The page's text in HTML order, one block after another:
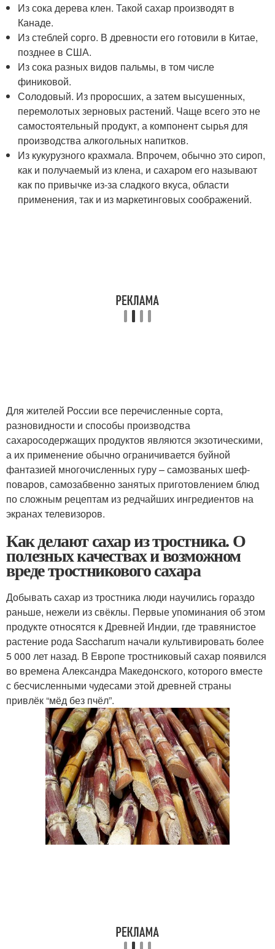
Из сока дерева клен. Такой сахар производят в
Канаде.
Из стеблей сорго. В древности его готовили в Китае,
позднее в США.
Из сока разных видов пальмы, в том числе
финиковой.
Солодовый. Из проросших, а затем высушенных,
перемолотых зерновых растений. Чаще всего это не
самостоятельный продукт, а компонент сырья для
производства алкогольных напитков.
Из кукурузного крахмала. Впрочем, обычно это сироп,
как и получаемый из клена, и сахаром его называют
как по привычке из-за сладкого вкуса, области
применения, так и из маркетинговых соображений.
Для жителей России все перечисленные сорта,
разновидности и способы производства
сахаросодержащих продуктов являются экзотическими,
а их применение обычно ограничивается буйной
фантазией многочисленных гуру – самозваных шеф-
поваров, самозабвенно занятых приготовлением блюд
по сложным рецептам из редчайших ингредиентов на
экранах телевизоров.
Как делают сахар из тростника. О
полезных качествах и возможном
вреде тростникового сахара
Добывать сахар из тростника люди научились гораздо
раньше, нежели из свёклы. Первые упоминания об этом
продукте относятся к Древней Индии, где травянистое
растение рода Saccharum начали культивировать более
5 000 лет назад. В Европе тростниковый сахар появился
во времена Александра Македонского, которого вместе
с бесчисленными чудесами этой древней страны
привлёк “мёд без пчёл”.